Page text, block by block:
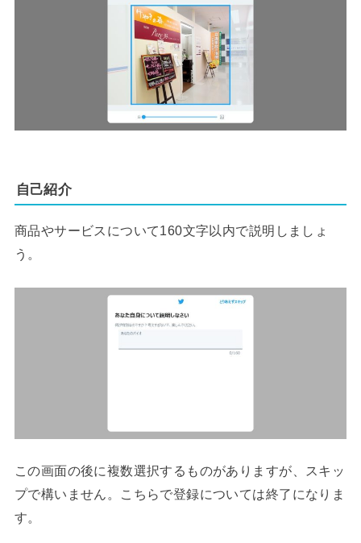
自己紹介
商品やサービスについて160文字以内で説明しましょ
う。
この画面の後に複数選択するものがありますが、スキッ
プで構いません。こちらで登録については終了になりま
す。